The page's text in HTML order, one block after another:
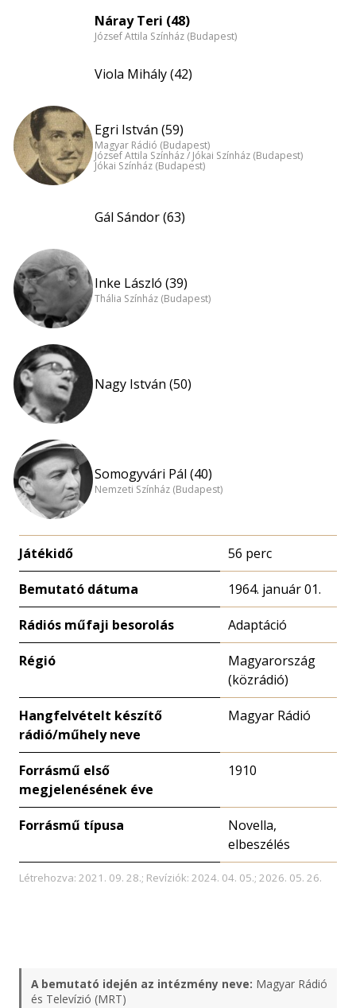
Náray Teri (48)
József Attila Színház (Budapest)
Viola Mihály (42)
Egri István (59)
Magyar Rádió (Budapest)
József Attila Színház / Jókai Színház (Budapest)
Jókai Színház (Budapest)
Gál Sándor (63)
Inke László (39)
Thália Színház (Budapest)
Nagy István (50)
Somogyvári Pál (40)
Nemzeti Színház (Budapest)
Játékidő 56 perc
Bemutató dátuma 1964. január 01.
Rádiós műfaji besorolás Adaptáció
Régió
Magyarország
(közrádió)
Hangfelvételt készítő
rádió/műhely neve
Magyar Rádió
Forrásmű első
megjelenésének éve
1910
Forrásmű típusa
Novella,
elbeszélés
Létrehozva: 2021. 09. 28.; Revíziók: 2024. 04. 05.; 2026. 05. 26.
A bemutató idején az intézmény neve: Magyar Rádió
és Televízió (MRT)